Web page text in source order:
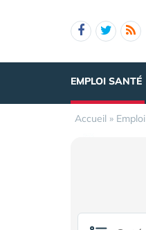
EMPLOI SANTÉ
Accueil » Emploi